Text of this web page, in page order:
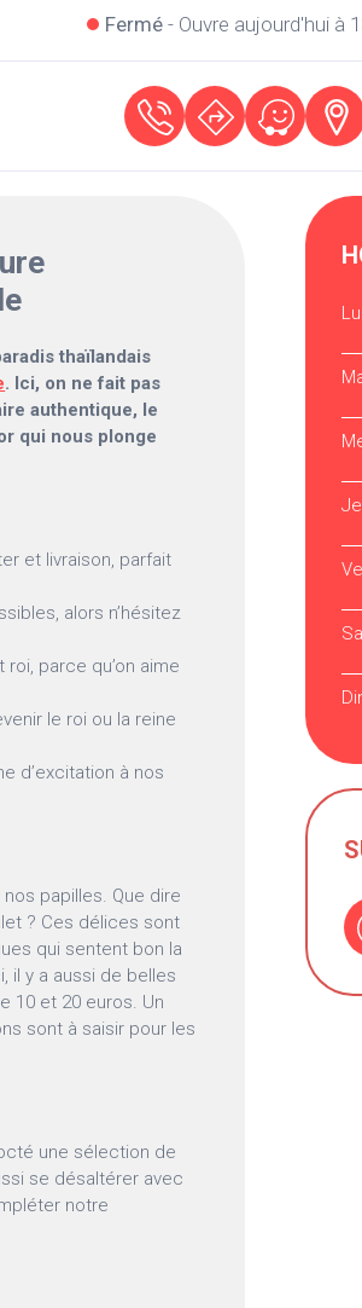
Fermé- Ouvre aujourd'hui à
thaïlandais
. Ici, on ne fait pas
authentique, le
qui nous plonge
et livraison, parfait
alors n’hésitez
parce qu’on aime
le roi ou la reine
d’excitation à nos
papilles. Que dire
? Ces délices sont
qui sentent bon la
il y a aussi de belles
10 et 20 euros. Un
sont à saisir pour les
une sélection de
se désaltérer avec
notre